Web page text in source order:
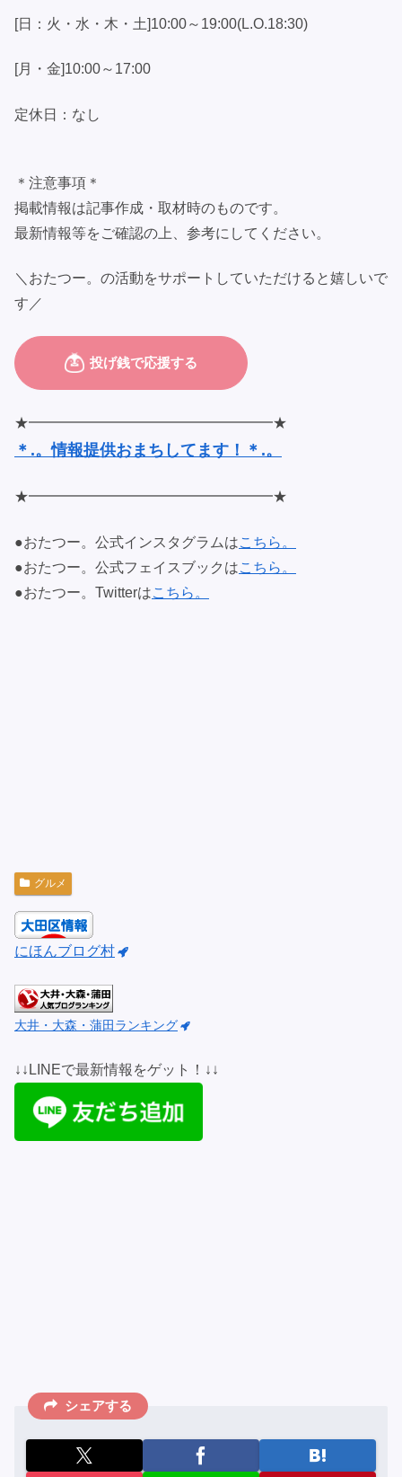
[日：火・水・木・土]10:00～19:00(L.O.18:30)
[月・金]10:00～17:00
定休日：なし
＊注意事項＊
掲載情報は記事作成・取材時のものです。
最新情報等をご確認の上、参考にしてください。
＼おたつー。の活動をサポートしていただけると嬉しいで
す／
★━━━━━━━━━━━━━━━━━★
＊.。情報提供おまちしてます！＊.。
★━━━━━━━━━━━━━━━━━★
●おたつー。公式インスタグラムはこちら。
●おたつー。公式フェイスブックはこちら。
●おたつー。Twitterはこちら。
グルメ
にほんブログ村
大井・大森・蒲田ランキング
↓↓LINEで最新情報をゲット！↓↓
シェアする